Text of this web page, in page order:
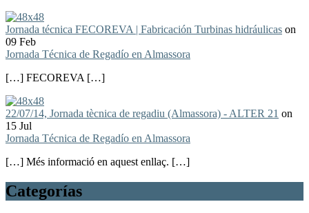
Jornada técnica FECOREVA | Fabricación Turbinas hidráulicas on
09 Feb
Jornada Técnica de Regadío en Almassora
[…] FECOREVA […]
22/07/14, Jornada tècnica de regadiu (Almassora) - ALTER 21 on
15 Jul
Jornada Técnica de Regadío en Almassora
[…] Més informació en aquest enllaç. […]
Categorías